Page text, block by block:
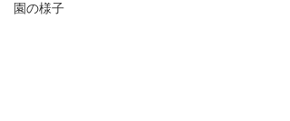
園の様子